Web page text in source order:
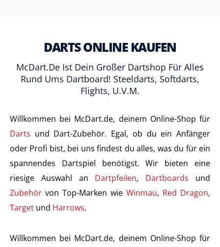
DARTS ONLINE KAUFEN
McDart.de Ist Dein Großer Dartshop Für Alles
Rund Ums Dartboard! Steeldarts, Softdarts,
Flights, U.v.m.
Willkommen bei McDart.de, deinem Online-Shop für
Darts und Dart-Zubehör. Egal, ob du ein Anfänger
oder Profi bist, bei uns findest du alles, was du für ein
spannendes Dartspiel benötigst. Wir bieten eine
riesige Auswahl an Dartpfeilen, Dartboards und
Zubehör von Top-Marken wie Winmau, Red Dragon,
Target und Harrows.
Willkommen bei McDart.de, deinem Online-Shop für